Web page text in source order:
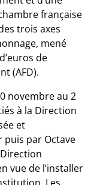
française
trois axes
mené
de
(AFD).
novembre au 2
à la Direction
et
puis par Octave
vue de l’installer
Les